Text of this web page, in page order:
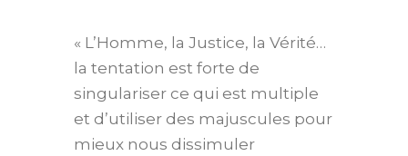
« L’Homme, la Justice, la Vérité…
la tentation est forte de
singulariser ce qui est multiple
et d’utiliser des majuscules pour
mieux nous dissimuler